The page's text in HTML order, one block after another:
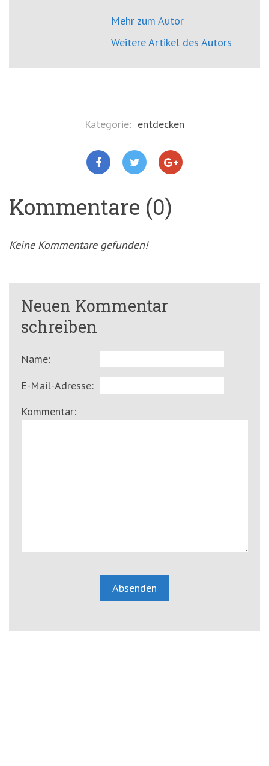
Mehr zum Autor
Weitere Artikel des Autors
Kategorie: entdecken
Kommentare (0)
Keine Kommentare gefunden!
Neuen Kommentar
schreiben
Name:
E-Mail-Adresse:
Kommentar: